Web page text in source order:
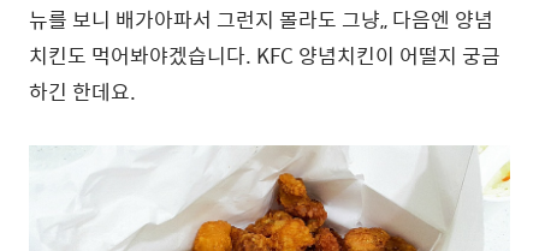
뉴를 보니 배가아파서 그런지 몰라도 그냥,, 다음엔 양념
치킨도 먹어봐야겠습니다. KFC 양념치킨이 어떨지 궁금
하긴 한데요.